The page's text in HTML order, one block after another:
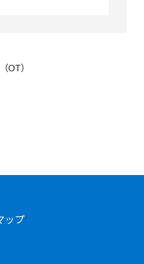
OT）
ップ